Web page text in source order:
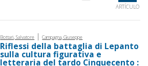
ARTÍCULO
Bottari, Salvatore | Campagna, Giuseppe
Riflessi della battaglia di Lepanto
sulla cultura figurativa e
letteraria del tardo Cinquecento :